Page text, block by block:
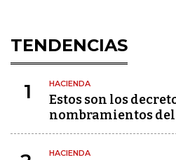
TENDENCIAS
1 HACIENDA
Estos son los
nombramientos
HACIENDA